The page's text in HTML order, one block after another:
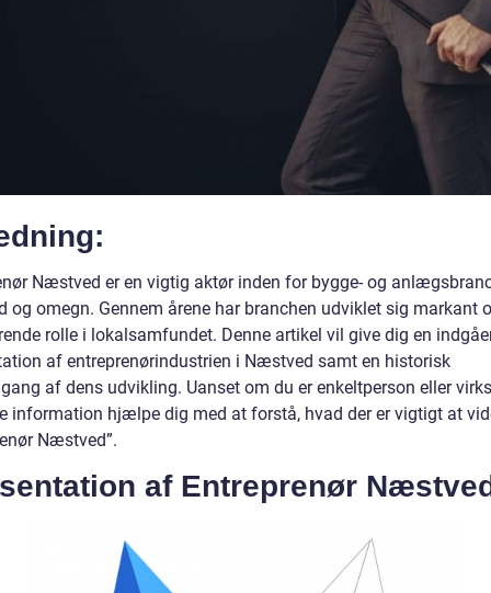
Næstved er en vigtig aktør inden for bygge- og
og omegn. Gennem årene har branchen udviklet sig markant
rolle i lokalsamfundet. Denne artikel vil give dig en
af entreprenørindustrien i Næstved samt en historisk
af dens udvikling. Uanset om du er enkeltperson eller
information hjælpe dig med at forstå, hvad der er vigtigt at
Næstved”.
af Entreprenør